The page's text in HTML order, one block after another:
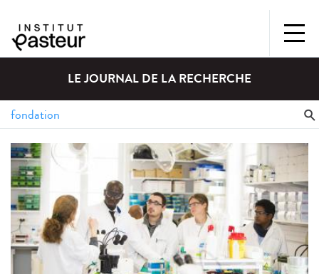
LE JOURNAL DE LA RECHERCHE